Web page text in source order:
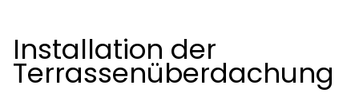
Installation der
Terrassenüberdachung